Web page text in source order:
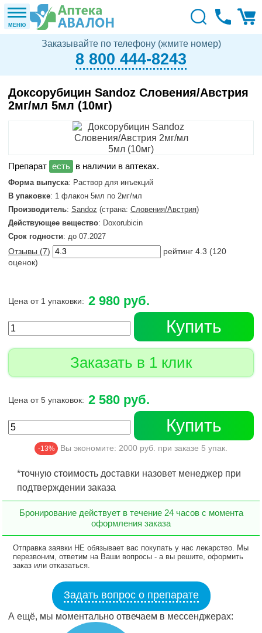
МЕНЮ
Заказывайте по телефону (жмите номер)
8 800 444-8243
Доксорубицин Sandoz Словения/Австрия
2мг/мл 5мл (10мг)
в наличии в аптеках.
Форма выпуска: Раствор для инъекций
В упаковке: 1 флакон 5мл по 2мг/мл
Производитель: Sandoz (страна: Словения/Австрия)
Действующее вещество: Doxorubicin
Срок годности: до 07.2027
Отзывы (7) рейтинг 4.3 (120
оценок)
Цена от 1 упаковки: 2 980 руб.
Купить
Заказать в 1 клик
Цена от 5 упаковок: 2 580 руб.
Купить
-13% Вы экономите: 2000 руб. при заказе 5 упак.
*точную стоимость доставки назовет менеджер при
подтверждении заказа
Бронирование действует в течение 24 часов с момента
оформления заказа
Отправка заявки НЕ обязывает вас покупать у нас лекарство. Мы
перезвоним, ответим на Ваши вопросы - а вы решите, оформить
заказ или отказаться.
Задать вопрос о препарате
А ещё, мы моментально отвечаем в мессенджерах: